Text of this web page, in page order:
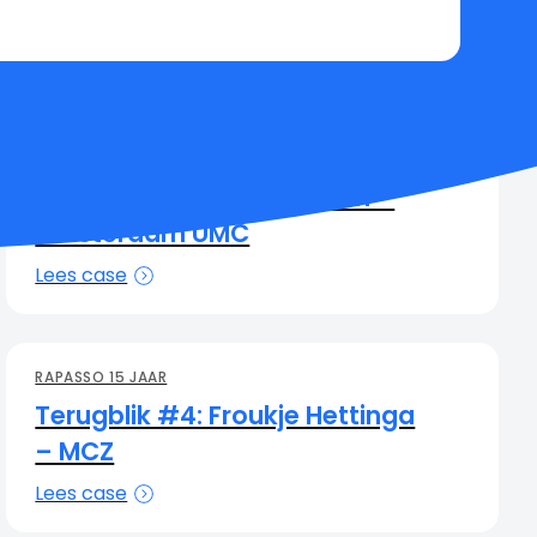
Terugblik #7: René Guezen –
Amsterdam UMC
Lees case
RAPASSO 15 JAAR
Terugblik #4: Froukje Hettinga
– MCZ
Lees case